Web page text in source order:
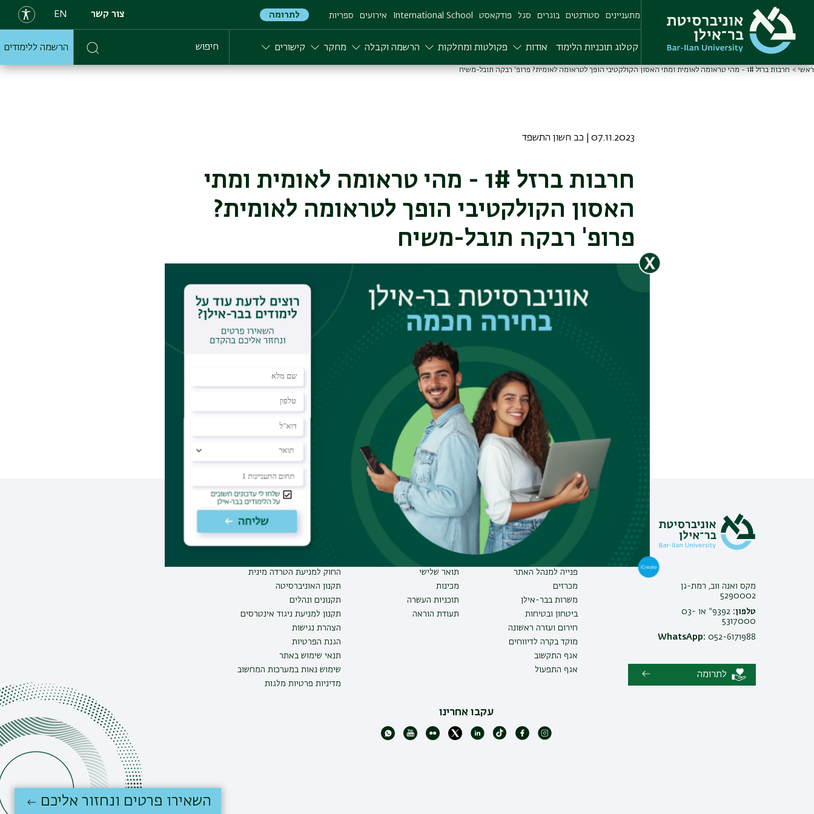
main
content
מתעניינים סטודנטים בוגרים סגל פודקאסט International School אירועים ספריות לתרומה צור קשר EN
קטלוג תוכניות הלימוד אודות פקולטות ומחלקות הרשמה וקבלה מחקר קישורים חיפוש הרשמה ללימודים
ראשי חרבות ברזל 1# - מהי טראומה לאומית ומתי האסון הקולקטיבי הופך לטראומה לאומית? פרופ' רבקה תובל-משיח
07.11.2023 | כב חשון התשפד
חרבות ברזל 1# - מהי טראומה לאומית ומתי
האסון הקולקטיבי הופך לטראומה לאומית?
פרופ' רבקה תובל-משיח
במונחי חשיפה של מדינה לטראומה ואם כן, איך החברה מגיבה לכך? בהרצאה שניתנה לקהל
הרחב בתקופת מלחמת חרבות ברזל, עוסקת פרופ' רבקה תובל-משיח, מהמחלקה
לפסיכולוגיה בסימני הטראומה האישית ובאופן שבו היא הופכת לטראומה לאומית.עקבו
מקס ואנה ווב, רמת-גן
5290002
טלפון:
9392* או 03-
5317000
WhatsApp: 052-6171988
לתרומה
מידע וסיוע
פנייה למנהל האתר
מכרזים
משרות בבר-אילן
ביטחון ובטיחות
חירום ועזרה ראשונה
מוקד בקרה לדיווחים
אגף התקשוב
אגף התפעול
תחומי לימוד
תואר ראשון
תואר שלישי
מכינות
תוכניות העשרה
תעודת הוראה
מבקר האוניברסיטה
החוק למניעת הטרדה מינית
תקנון האוניברסיטה
תקנונים ונהלים
תקנון למניעת ניגוד אינטרסים
הצהרת נגישות
הגנת הפרטיות
תנאי שימוש באתר
שימוש נאות במערכות המחשוב
מדיניות פרטיות מלגות
עקבו אחרינו
השאירו פרטים ונחזור אליכם